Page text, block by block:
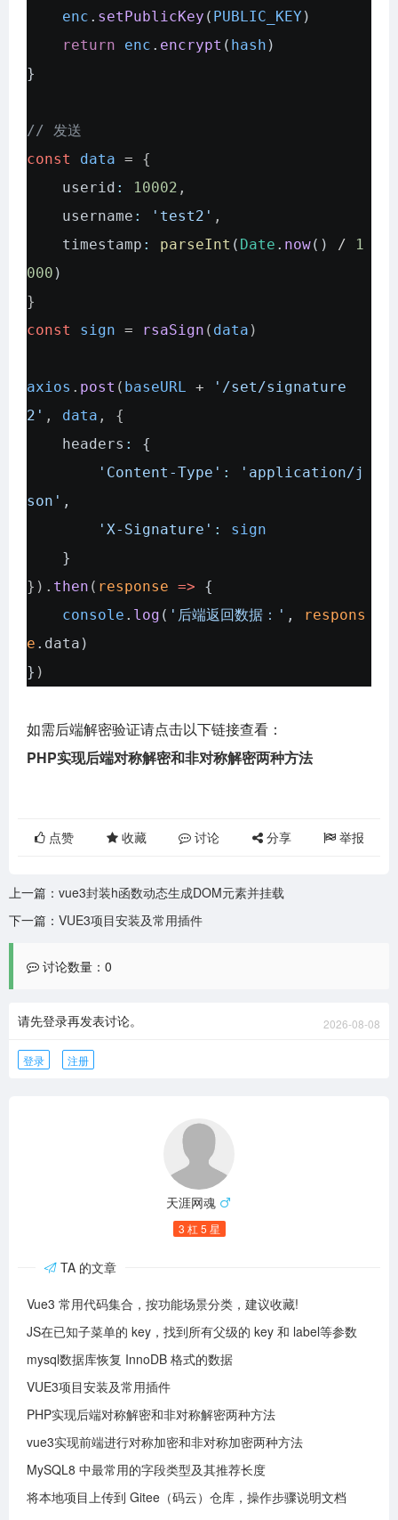
enc . setPublicKey ( PUBLIC_KEY )
return
enc . encrypt ( hash )
}
// 发送
const
data = {
userid : 10002 ,
username : 'test2' ,
timestamp : parseInt ( Date . now() /
1
000 )
}
const
sign = rsaSign ( data )
axios . post ( baseURL +
'/set/signature
2' , data , {
headers :
{
'Content-Type' :
'application/j
son' ,
'X-Signature' :
sign
}
}). then ( response =>
{
console . log ( '后端返回数据：' ,
respons
e . data )
} )
如需后端解密验证请点击以下链接查看：
PHP实现后端对称解密和非对称解密两种方法
点赞 收藏 讨论 分享 举报
上一篇： vue3封装h函数动态生成DOM元素并挂载
下一篇： VUE3项目安装及常用插件
讨论数量：0
请先登录再发表讨论。 2026-08-08
登录 注册
天涯网魂
3 杠 5 星
TA 的文章
Vue3 常用代码集合，按功能场景分类，建议收藏!
JS在已知子菜单的 key，找到所有父级的 key 和 label等参数
mysql数据库恢复 InnoDB 格式的数据
VUE3项目安装及常用插件
PHP实现后端对称解密和非对称解密两种方法
vue3实现前端进行对称加密和非对称加密两种方法
MySQL8 中最常用的字段类型及其推荐长度
将本地项目上传到 Gitee（码云）仓库，操作步骤说明文档